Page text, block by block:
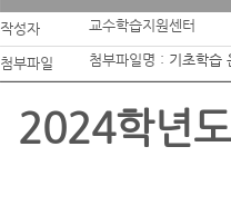
작성자 교수학습지원센터
첨부파일 첨부파일명 : 기초학습
2024학년도